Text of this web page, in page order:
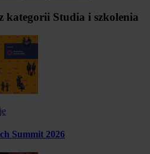
kategorii Studia i szkolenia
Summit 2026